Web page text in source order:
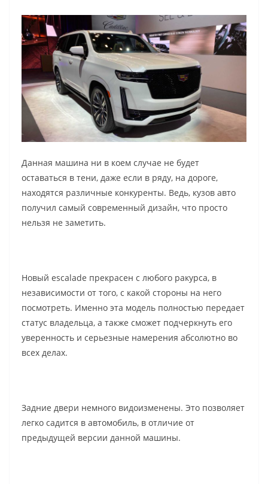
Данная машина ни в коем случае не будет
оставаться в тени, даже если в ряду, на дороге,
находятся различные конкуренты. Ведь, кузов авто
получил самый современный дизайн, что просто
нельзя не заметить.
Новый escalade прекрасен с любого ракурса, в
независимости от того, с какой стороны на него
посмотреть. Именно эта модель полностью передает
статус владельца, а также сможет подчеркнуть его
уверенность и серьезные намерения абсолютно во
всех делах.
Задние двери немного видоизменены. Это позволяет
легко садится в автомобиль, в отличие от
предыдущей версии данной машины.